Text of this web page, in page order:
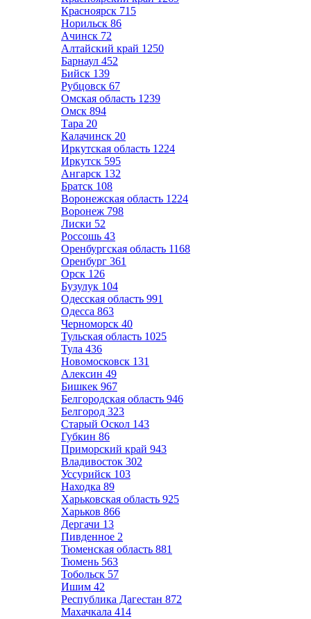
Красноярск 715
Норильск 86
Ачинск 72
Алтайский край 1250
Барнаул 452
Бийск 139
Рубцовск 67
Омская область 1239
Омск 894
Тара 20
Калачинск 20
Иркутская область 1224
Иркутск 595
Ангарск 132
Братск 108
Воронежская область 1224
Воронеж 798
Лиски 52
Россошь 43
Оренбургская область 1168
Оренбург 361
Орск 126
Бузулук 104
Одесская область 991
Одесса 863
Черноморск 40
Тульская область 1025
Тула 436
Новомосковск 131
Алексин 49
Бишкек 967
Белгородская область 946
Белгород 323
Старый Оскол 143
Губкин 86
Приморский край 943
Владивосток 302
Уссурийск 103
Находка 89
Харьковская область 925
Харьков 866
Дергачи 13
Пивденное 2
Тюменская область 881
Тюмень 563
Тобольск 57
Ишим 42
Республика Дагестан 872
Махачкала 414